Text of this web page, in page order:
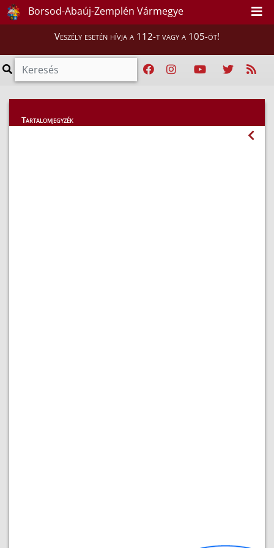
Borsod-Abaúj-Zemplén Vármegye
Veszély esetén hívja a 112-t vagy a 105-öt!
Hatósági ügyek
Tartalomjegyzék